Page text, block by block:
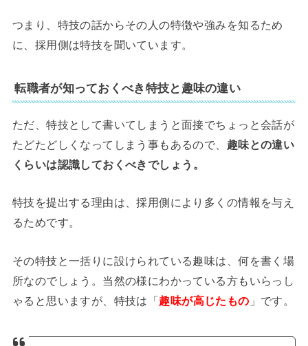
つまり、特技の話からその人の特徴や強みを知るため
に、採用側は特技を聞いています。
転職者が知っておくべき特技と趣味の違い
ただ、特技として書いてしまうと面接でちょっと会話が
たどたどしくなってしまう事もあるので、 趣味との違い
くらいは認識しておくべきでしょう 。
特技を提出する理由は、採用側により多くの情報を与え
るためです。
その特技と一括りに設けられている趣味は、何を書く場
所なのでしょう。当然の様にわかっている方もいらっし
ゃると思いますが、特技は「趣味が高じたもの 」です。